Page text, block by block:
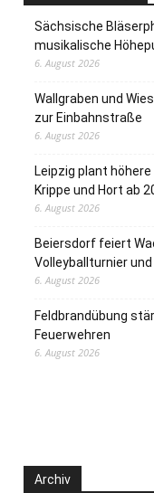
Sächsische
musikalische
6. August 2026
Wallgraben und
zur Einbahnstraße
6. August 2026
Leipzig plant
Krippe und Hort ab
6. August 2026
Beiersdorf feiert
Volleyballturnier
6. August 2026
Feldbrandübung
Feuerwehren
6. August 2026
Archiv